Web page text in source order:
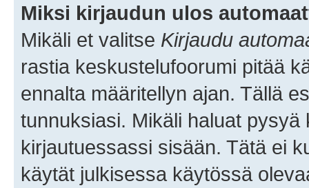
Miksi kirjaudun ulos
Mikäli et valitse Kirjaudu
rastia keskustelufoorumi pitää
ennalta määritellyn ajan. Tällä
tunnuksiasi. Mikäli haluat
kirjautuessassi sisään. Tätä ei
käytät julkisessa käytössä